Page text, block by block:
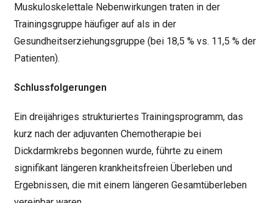
Muskuloskelettale Nebenwirkungen traten in der
Trainingsgruppe häufiger auf als in der
Gesundheitserziehungsgruppe (bei 18,5 % vs. 11,5 % der
Patienten).
Schlussfolgerungen
Ein dreijähriges strukturiertes Trainingsprogramm, das
kurz nach der adjuvanten Chemotherapie bei
Dickdarmkrebs begonnen wurde, führte zu einem
signifikant längeren krankheitsfreien Überleben und
Ergebnissen, die mit einem längeren Gesamtüberleben